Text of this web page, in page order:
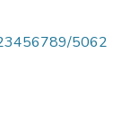
5062